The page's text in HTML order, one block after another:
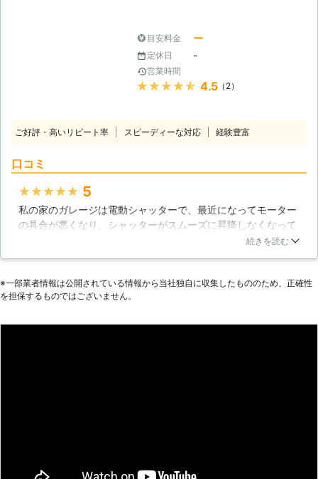
目安料金 ー
定休日 -
営業時間
★★★★★ 4.5（2）
ご好評・高いリピート率 スピーディーな対応 経験豊富
口コミ
★★★★★ 5
私の家のガレージは電動シャッターで、最近になってモーター
の具合が悪くなり、シャッターがスムーズに昇降しなくなって
しまいました。私はシャッター修理を中川シャッターに頼み、
昔のようにスムーズに昇降するようになりました。
続きを読む
※⼀部業者情報は公開されている情報から当社独⾃に収集したもののため、正確性
を担保するものではございません。